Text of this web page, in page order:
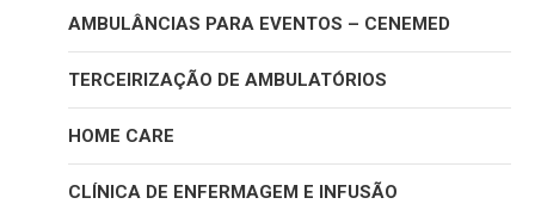
AMBULÂNCIAS PARA EVENTOS – CENEMED
TERCEIRIZAÇÃO DE AMBULATÓRIOS
HOME CARE
CLÍNICA DE ENFERMAGEM E INFUSÃO